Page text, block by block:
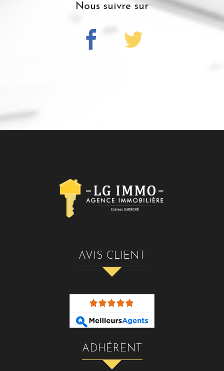
Nous suivre sur
AVIS CLIENT
ADHÉRENT